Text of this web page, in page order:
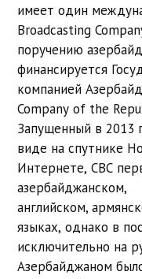
имеет один
Broadcasting
поручению
финансируется
компанией
Company of the
Запущенный в 2013
виде на спутнике
Интернете, CBC
азербайджанском,
английском,
языках, однако в
исключительно на
Азербайджаном